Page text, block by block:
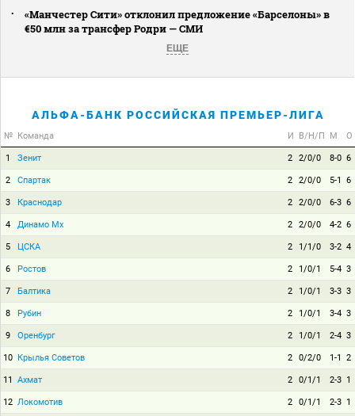
«Манчестер Сити» отклонил предложение «Барселоны» в
€50 млн за трансфер Родри — СМИ
ЕЩЕ
АЛЬФА-БАНК РОССИЙСКАЯ ПРЕМЬЕР-ЛИГА
№ Команда И В/Н/П М О
1 Зенит 2 2/0/0 8-0 6
2 Спартак 2 2/0/0 5-1 6
3 Краснодар 2 2/0/0 6-3 6
4 Динамо Мх 2 2/0/0 4-2 6
5 ЦСКА 2 1/1/0 3-2 4
6 Ростов 2 1/0/1 5-4 3
7 Балтика 2 1/0/1 3-3 3
8 Рубин 2 1/0/1 3-4 3
9 Оренбург 2 1/0/1 2-4 3
10 Крылья Советов 2 0/2/0 1-1 2
11 Ахмат 2 0/1/1 2-3 1
12 Локомотив 2 0/1/1 2-3 1